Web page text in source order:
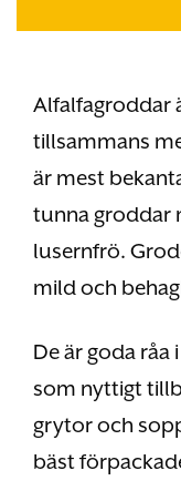
Alfalfagroddar
tillsammans
är mest
tunna groddar
lusernfrö.
mild och
De är goda
som nyttigt
grytor och
bäst